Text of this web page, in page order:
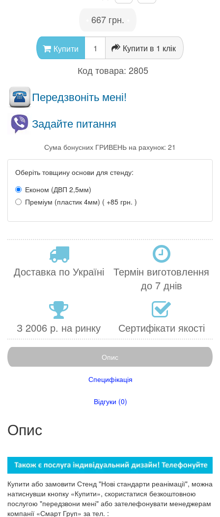
667 грн.
Купити Купити в 1 клік
Код товара: 2805
Передзвоніть мені!
Задайте питання
Сума бонусних ГРИВЕНЬ на рахунок: 21
Оберіть товщину основи для стенду:
Економ (ДВП 2,5мм)
Преміум (пластик 4мм) ( +85 грн. )
Доставка по Україні
Термін виготовлення
до 7 днів
З 2006 р. на ринку Сертифікати якості
Опис
Специфікація
Відгуки (0)
Опис
Купити або замовити Стенд "Нові стандарти реанімації", можна
натиснувши кнопку «Купити», скористатися безкоштовною
послугою "передзвони мені" або зателефонувати менеджерам
компанії «Смарт Груп» за тел. :